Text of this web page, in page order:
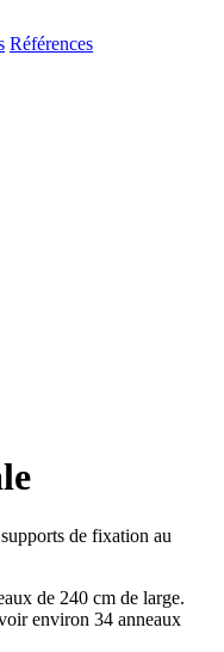
Références
de fixation au
de 240 cm de large.
environ 34 anneaux